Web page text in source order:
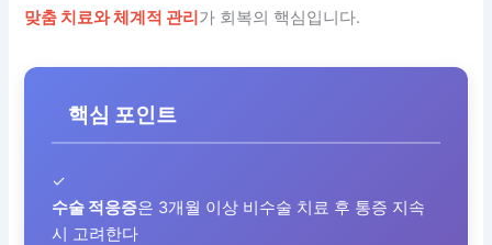
맞춤 치료와 체계적 관리가 회복의 핵심입니다.
핵심 포인트
✓
수술 적응증은 3개월 이상 비수술 치료 후 통증 지속
시 고려한다